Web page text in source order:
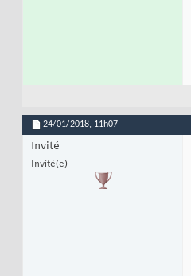
24/01/2018, 11h07
Invité
Invité(e)